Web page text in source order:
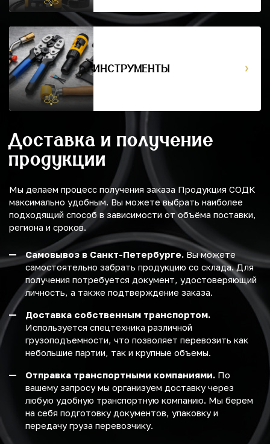
ИНСТРУМЕНТЫ
Доставка и получение
продукции
Мы делаем процесс получения заказа Продукция СОДК
максимально удобным. Вы можете выбрать наиболее
подходящий способ в зависимости от объёма поставки,
региона и сроков.
Самовывоз в Санкт-Петербурге. Вы можете
самостоятельно забрать продукцию со склада. Для
получения потребуется документ, удостоверяющий
личность, а также подтверждение заказа.
Доставка собственным транспортом.
Используется спецтехника различной
грузоподъемности, что позволяет перевозить как
небольшие партии, так и крупные объемы.
Отправка транспортными компаниями. По
вашему запросу мы организуем доставку через
любую удобную транспортную компанию. Мы берем
на себя подготовку документов, упаковку и
передачу груза перевозчику.